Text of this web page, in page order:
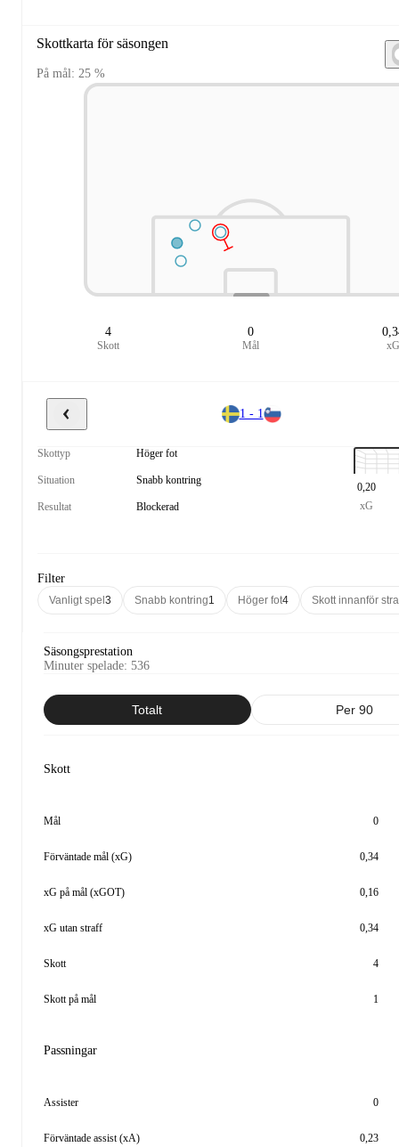
Skottkarta för säsongen
På mål: 25 %
4
Skott
0
Mål
1 - 1
Skottyp Höger fot
Situation Snabb kontring
Resultat Blockerad
0,20
xG
Filter
Vanligt spel 3 Snabb kontring1 Höger fot4 Skott innanför
Säsongsprestation
Minuter spelade: 536
Totalt Per 90
Skott
Mål 0
Förväntade mål (xG) 0,34
xG på mål (xGOT) 0,16
xG utan straff 0,34
Skott 4
Skott på mål 1
Passningar
Assister 0
Förväntade assist (xA) 0,23